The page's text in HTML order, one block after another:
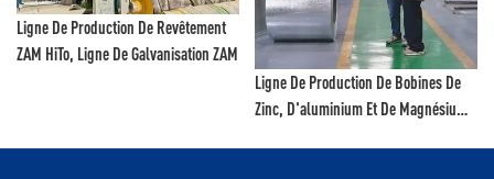
Ligne De Production De Revêtement
ZAM HiTo, Ligne De Galvanisation ZAM
Ligne De Production De Bobines De
Zinc, D'aluminium Et De Magnésium